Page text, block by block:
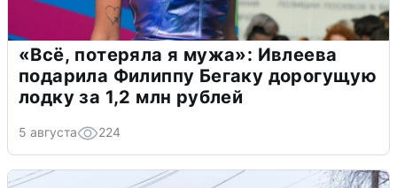
«Всё, потеряла я мужа»: Ивлеева
подарила Филиппу Бегаку дорогущую
лодку за 1,2 млн рублей
5 августа 224